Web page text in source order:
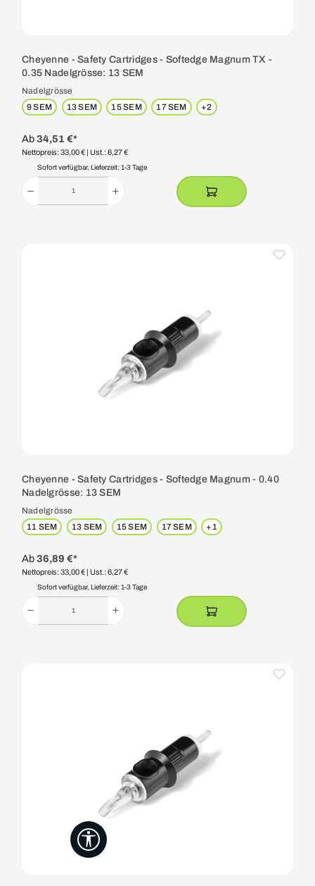
Cheyenne - Safety Cartridges - Softedge Magnum TX -
0.35 Nadelgrösse: 13 SEM
Nadelgrösse
9 SEM
13 SEM 15 SEM 17 SEM +2
Ab34,51 €*
Nettopreis: 33,00 € | Ust.: 6,27 €
Sofort verfügbar, Lieferzeit: 1-3 Tage
Cheyenne - Safety Cartridges - Softedge Magnum - 0.40
Nadelgrösse: 13 SEM
Nadelgrösse
11 SEM
13 SEM 15 SEM 17 SEM + 1
Ab36,89 €*
Nettopreis: 33,00 € | Ust.: 6,27 €
Sofort verfügbar, Lieferzeit: 1-3 Tage
Werkzeugleiste anzeigen